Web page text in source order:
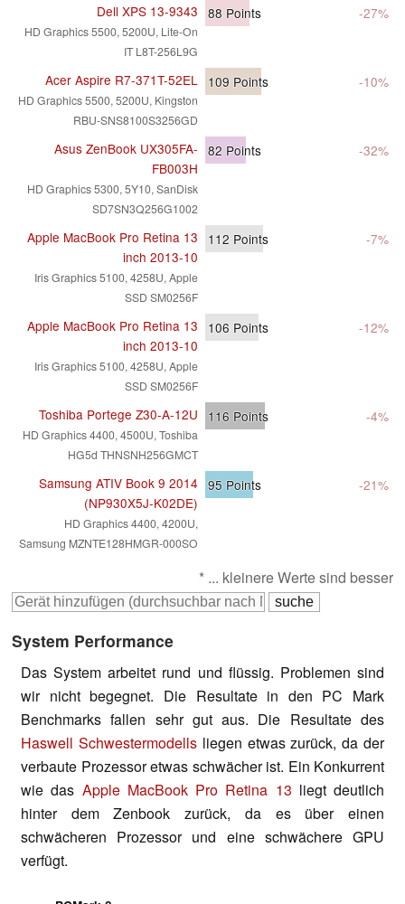
Dell XPS 13-9343
HD Graphics 5500, 5200U, Lite-On
IT L8T-256L9G
88 Points -27%
Acer Aspire R7-371T-52EL
HD Graphics 5500, 5200U, Kingston
RBU-SNS8100S3256GD
109 Points -10%
Asus ZenBook UX305FA-
FB003H
HD Graphics 5300, 5Y10, SanDisk
SD7SN3Q256G1002
82 Points -32%
Apple MacBook Pro Retina 13
inch 2013-10
Iris Graphics 5100, 4258U, Apple
SSD SM0256F
112 Points -7%
Apple MacBook Pro Retina 13
inch 2013-10
Iris Graphics 5100, 4258U, Apple
SSD SM0256F
106 Points -12%
Toshiba Portege Z30-A-12U
HD Graphics 4400, 4500U, Toshiba
HG5d THNSNH256GMCT
116 Points -4%
Samsung ATIV Book 9 2014
(NP930X5J-K02DE)
HD Graphics 4400, 4200U,
Samsung MZNTE128HMGR-000SO
95 Points -21%
* ... kleinere Werte sind besser
System Performance
Das System arbeitet rund und flüssig. Problemen sind
wir nicht begegnet. Die Resultate in den PC Mark
Benchmarks fallen sehr gut aus. Die Resultate des
Haswell Schwestermodellsliegen etwas zurück, da der
verbaute Prozessor etwas schwächer ist. Ein Konkurrent
wie das Apple MacBook Pro Retina 13 liegt deutlich
hinter dem Zenbook zurück, da es über einen
schwächeren Prozessor und eine schwächere GPU
verfügt.